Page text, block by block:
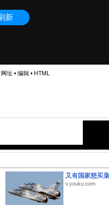
网址 • 编辑• HTML
又有国家想买
v.youku.com